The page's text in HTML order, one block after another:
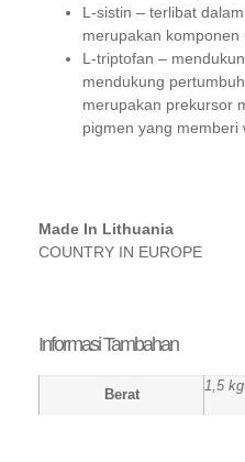
L-sistin – terlibat
merupakan komponen
L-triptofan –
mendukung
merupakan prekursor
pigmen yang memberi
Made In Lithuania
COUNTRY IN EUROPE
Informasi Tambahan
Berat
1,5 kg